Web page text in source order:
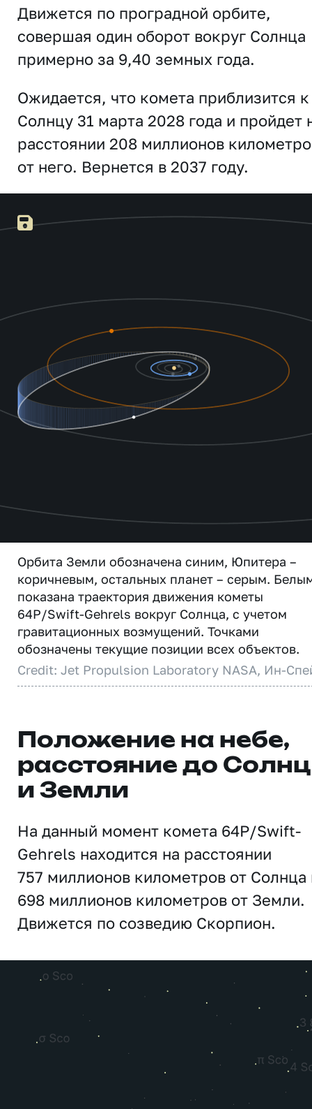
Движется по проградной орбите,
совершая один оборот вокруг Солнца
примерно за 9,40 земных года.
Ожидается, что комета приблизится к
Солнцу 31 марта 2028 года и пройдет
расстоянии 208 миллионов
от него. Вернется в 2037 году.
Орбита Земли обозначена синим, Юпитера –
коричневым, остальных планет – серым.
показана траектория движения кометы
64P/Swift-Gehrels вокруг Солнца, с учетом
гравитационных возмущений. Точками
обозначены текущие позиции всех объектов.
Credit: Jet Propulsion Laboratory NASA, Ин-
Положение на небе,
расстояние до
и Земли
На данный момент комета 64P/Swift-
Gehrels находится на расстоянии
757 миллионов километров от Солнца
698 миллионов километров от Земли.
Движется по созведию Скорпион.